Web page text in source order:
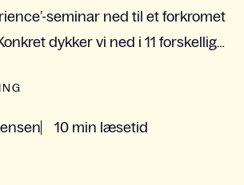
seminar ned til et forkromet
dykker vi ned i 11 forskellige
10 min læsetid